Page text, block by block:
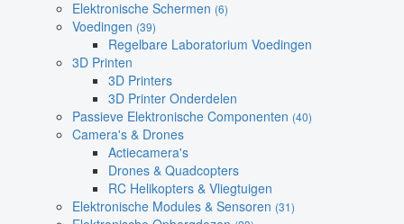
Elektronische Schermen (6)
Voedingen (39)
Regelbare Laboratorium Voedingen
3D Printen
3D Printers
3D Printer Onderdelen
Passieve Elektronische Componenten (40)
Camera's & Drones
Actiecamera's
Drones & Quadcopters
RC Helikopters & Vliegtuigen
Elektronische Modules & Sensoren (31)